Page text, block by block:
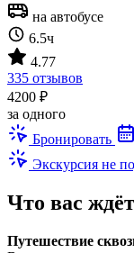
на автобусе
6.5ч
4.77
335 отзывов
4200 ₽
за одного
Бронировать
Экскурсия не
Что вас ждёт
Путешествие